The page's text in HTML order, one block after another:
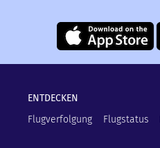
ENTDECKEN
Flugverfolgung
Flugstatus